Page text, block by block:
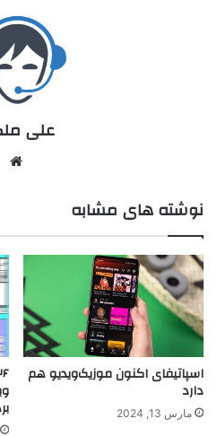
علی
نوشته های مشابه
اسپاتیفای اکنون موزیک‌ویدیو هم
دارد
مارس 13, 2024